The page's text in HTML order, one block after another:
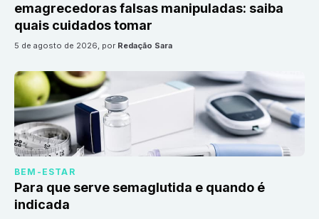
emagrecedoras falsas manipuladas: saiba
quais cuidados tomar
5 de agosto de 2026, por Redação Sara
BEM-ESTAR
Para que serve semaglutida e quando é
indicada